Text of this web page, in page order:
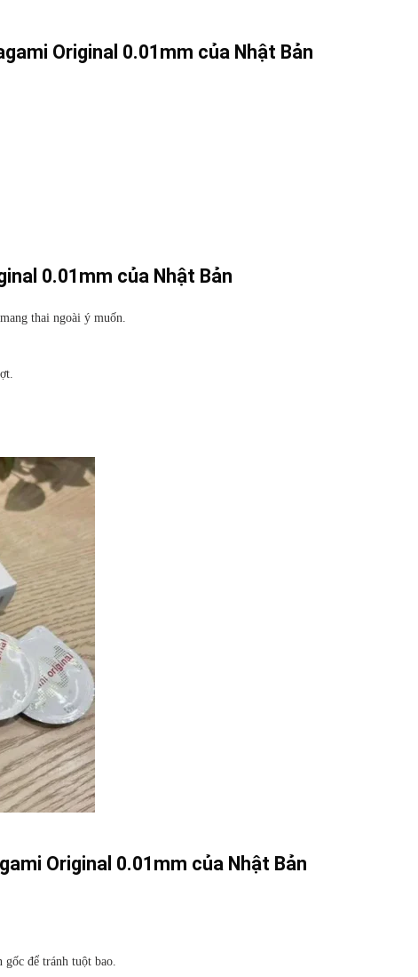
Original 0.01mm của Nhật Bản
0.01mm của Nhật Bản
thai ngoài ý muốn.
Original 0.01mm của Nhật Bản
để tránh tuột bao.